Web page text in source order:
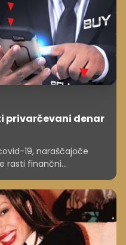
privarčevani denar
19, naraščajoče
rasti finančni
delnice je pametno